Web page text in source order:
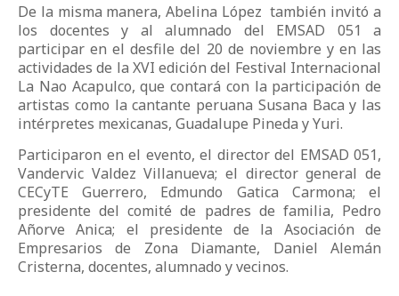
De la misma manera, Abelina López también invitó a
los docentes y al alumnado del EMSAD 051 a
participar en el desfile del 20 de noviembre y en las
actividades de la XVI edición del Festival Internacional
La Nao Acapulco, que contará con la participación de
artistas como la cantante peruana Susana Baca y las
intérpretes mexicanas, Guadalupe Pineda y Yuri.
Participaron en el evento, el director del EMSAD 051,
Vandervic Valdez Villanueva; el director general de
CECyTE Guerrero, Edmundo Gatica Carmona; el
presidente del comité de padres de familia, Pedro
Añorve Anica; el presidente de la Asociación de
Empresarios de Zona Diamante, Daniel Alemán
Cristerna, docentes, alumnado y vecinos.